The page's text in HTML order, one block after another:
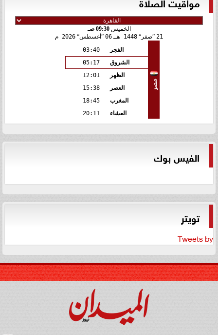
الخميس09:30 صـ
21 صفر 1448 هـ 06 أغسطس 2026 م
مصر
الفجر
03:40
الشروق
05:17
الظهر
12:01
العصر
15:38
المغرب
18:45
العشاء
20:11
الفيس بوك
تويتر
Tweets by